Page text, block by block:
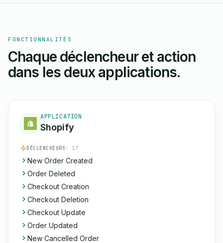
FONCTIONNALITÉS
Chaque déclencheur et action
dans les deux applications.
APPLICATION
Shopify
DÉCLENCHEURS · 17
New Order Created
Order Deleted
Checkout Creation
Checkout Deletion
Checkout Update
Order Updated
New Cancelled Order